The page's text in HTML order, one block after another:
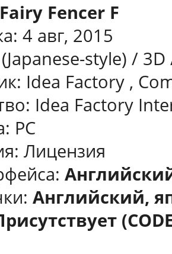
Fairy Fencer F
4 авг, 2015
style) /
Idea Factory ,
Idea Factory
РС
Лицензия
Английский,